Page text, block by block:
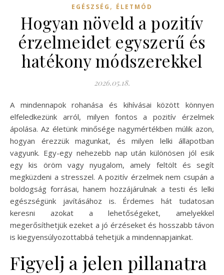
EGÉSZSÉG , ÉLETMÓD
Hogyan növeld a pozitív
érzelmeidet egyszerű és
hatékony módszerekkel
2026.05.18.
A mindennapok rohanása és kihívásai között könnyen
elfeledkezünk arról, milyen fontos a pozitív érzelmek
ápolása. Az életünk minősége nagymértékben múlik azon,
hogyan érezzük magunkat, és milyen lelki állapotban
vagyunk. Egy-egy nehezebb nap után különösen jól esik
egy kis öröm vagy nyugalom, amely feltölt és segít
megküzdeni a stresszel. A pozitív érzelmek nem csupán a
boldogság forrásai, hanem hozzájárulnak a testi és lelki
egészségünk javításához is. Érdemes hát tudatosan
keresni azokat a lehetőségeket, amelyekkel
megerősíthetjük ezeket a jó érzéseket és hosszabb távon
is kiegyensúlyozottabbá tehetjük a mindennapjainkat.
Figyelj a jelen pillanatra